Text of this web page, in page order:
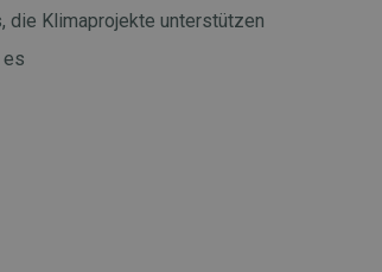
die Klimaprojekte unterstützen